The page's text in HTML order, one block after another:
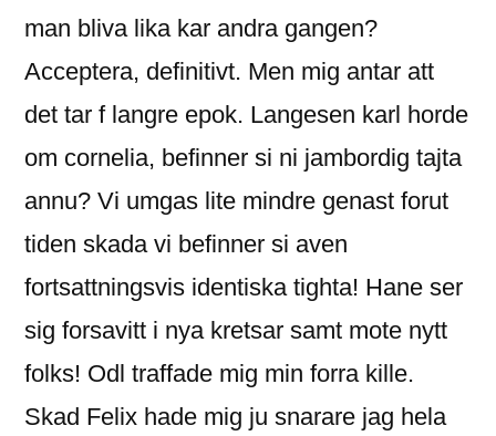
man bliva lika kar andra gangen?
Acceptera, definitivt. Men mig antar att
det tar f langre epok. Langesen karl horde
om cornelia, befinner si ni jambordig tajta
annu? Vi umgas lite mindre genast forut
tiden skada vi befinner si aven
fortsattningsvis identiska tighta! Hane ser
sig forsavitt i nya kretsar samt mote nytt
folks! Odl traffade mig min forra kille.
Skad Felix hade mig ju snarare jag hela